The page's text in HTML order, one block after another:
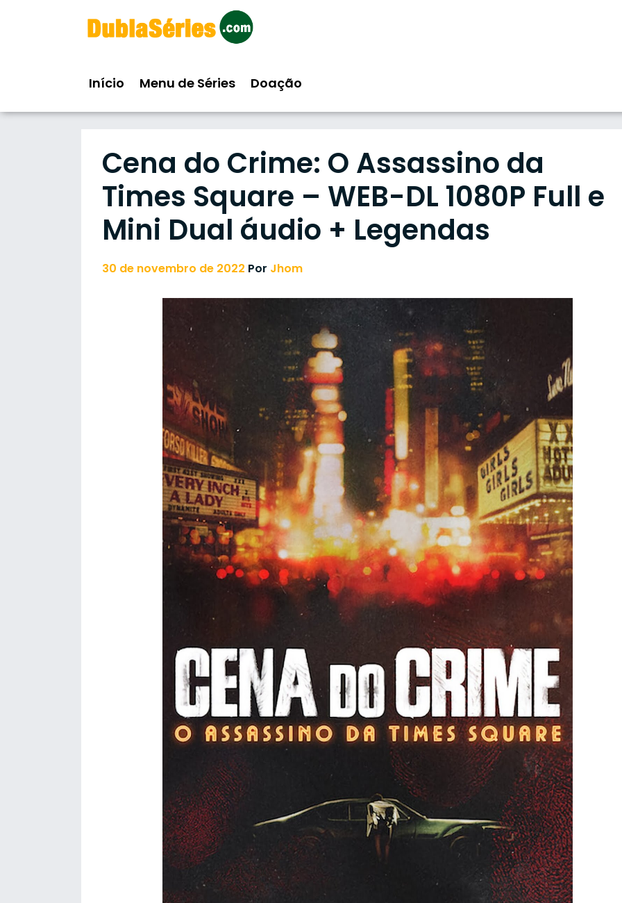
Início Menu de Séries Doação
Cena do Crime: O Assassino da
Times Square – WEB-DL 1080P Full e
Mini Dual áudio + Legendas
30 de novembro de 2022 Por Jhom